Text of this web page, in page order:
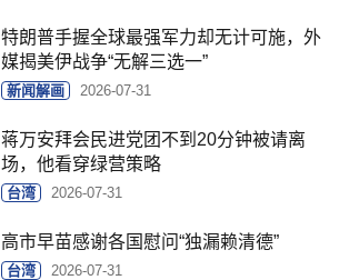
特朗普手握全球最强军力却无计可施，外
媒揭美伊战争“无解三选一”
新闻解画 2026-07-31
蒋万安拜会民进党团不到20分钟被请离
场，他看穿绿营策略
台湾 2026-07-31
高市早苗感谢各国慰问“独漏赖清德”
台湾 2026-07-31